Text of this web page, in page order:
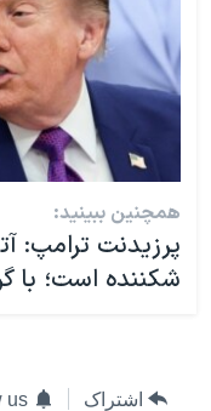
همچنین ببینید:
پرزیدنت ترامپ:
شکننده است؛ با
اشتراک us